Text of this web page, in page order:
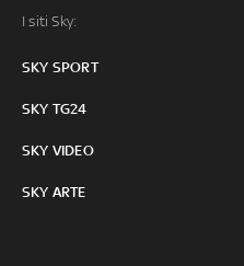
I siti Sky:
SKY SPORT
SKY TG24
SKY VIDEO
SKY ARTE